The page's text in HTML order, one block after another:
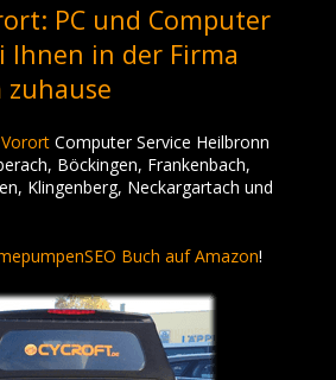
PC und Computer
Ihnen in der Firma
Computer Service Heilbronn
Böckingen, Frankenbach,
Klingenberg, Neckargartach und
Buch auf Amazon!